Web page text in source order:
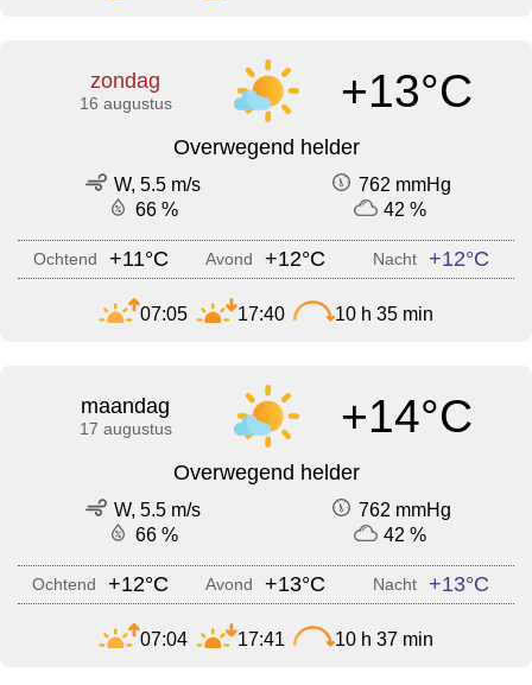
zondag
16 augustus +13°C
Overwegend helder
W, 5.5 m/s
762 mmHg
66 %
42 %
Ochtend +11°C Avond +12°C Nacht +12°C
07:05 17:40 10 h 35 min
maandag
17 augustus +14°C
Overwegend helder
W, 5.5 m/s
762 mmHg
66 %
42 %
Ochtend +12°C Avond +13°C Nacht +13°C
07:04 17:41 10 h 37 min